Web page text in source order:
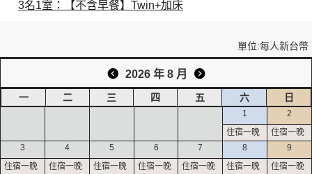
3名1室：【不含早餐】Twin+加床
單位:每人新台幣
2026 年 8 月
一 二 三 四 五 六 日
1 2
3 4 5 6 7 8 9